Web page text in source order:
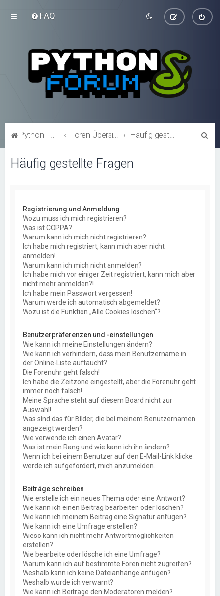
FAQ
Python-Forum.de Foren-Übersicht
Häufig gestellte Fragen
Registrierung und Anmeldung
Wozu muss ich mich registrieren?
Was ist COPPA?
Warum kann ich mich nicht registrieren?
Ich habe mich registriert, kann mich aber nicht
anmelden!
Warum kann ich mich nicht anmelden?
Ich habe mich vor einiger Zeit registriert, kann mich aber
nicht mehr anmelden?!
Ich habe mein Passwort vergessen!
Warum werde ich automatisch abgemeldet?
Wozu ist die Funktion „Alle Cookies löschen“?
Benutzerpräferenzen und -einstellungen
Wie kann ich meine Einstellungen ändern?
Wie kann ich verhindern, dass mein Benutzername in
der Online-Liste auftaucht?
Die Forenuhr geht falsch!
Ich habe die Zeitzone eingestellt, aber die Forenuhr geht
immer noch falsch!
Meine Sprache steht auf diesem Board nicht zur
Auswahl!
Was sind das für Bilder, die bei meinem Benutzernamen
angezeigt werden?
Wie verwende ich einen Avatar?
Was ist mein Rang und wie kann ich ihn ändern?
Wenn ich bei einem Benutzer auf den E-Mail-Link klicke,
werde ich aufgefordert, mich anzumelden.
Beiträge schreiben
Wie erstelle ich ein neues Thema oder eine Antwort?
Wie kann ich einen Beitrag bearbeiten oder löschen?
Wie kann ich meinem Beitrag eine Signatur anfügen?
Wie kann ich eine Umfrage erstellen?
Wieso kann ich nicht mehr Antwortmöglichkeiten
erstellen?
Wie bearbeite oder lösche ich eine Umfrage?
Warum kann ich auf bestimmte Foren nicht zugreifen?
Weshalb kann ich keine Dateianhänge anfügen?
Weshalb wurde ich verwarnt?
Wie kann ich Beiträge den Moderatoren melden?